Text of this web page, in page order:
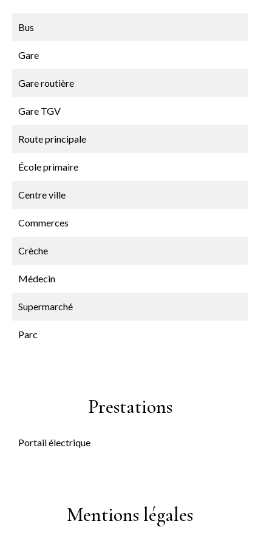
Bus
Gare
Gare routière
Gare TGV
Route principale
École primaire
Centre ville
Commerces
Crèche
Médecin
Supermarché
Parc
Prestations
Portail électrique
Mentions légales